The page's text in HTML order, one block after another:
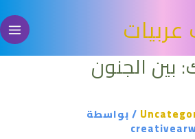
بين الجنون
/ بواسطة